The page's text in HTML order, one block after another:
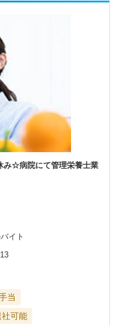
み☆病院にて管理栄養士業
イト
当
可能